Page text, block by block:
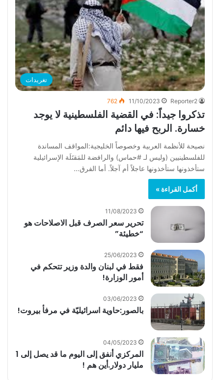
تغريدات
Reporter2
11/10/2023
762
‏تذكروا جيداً: في القضية الفلسطينية لا يوجد
خسارة. الربح فيها دائم
نصيحة للأنظمة العربية وخصوصاً الخليجية:المواقف المساندة
للفلسطينيين (وليس لـ #حماس) والرافضة للمَقتَلَة الإسرائيلية
ستأخذونها ستأخذونها عاجلاً أم آجلاً. أما الفرق…
أكمل القراءة »
11/08/2023
‏تحرير سعر الصرف قبل الاصلاحات هو
“خطيئة”
25/06/2023
فقط في لبنان والدة وزير تتحكم في
أمور الوزارة!
03/06/2023
بالصور:حاوية اسرائيليّة في مرفأ بيروت!
04/05/2023
المركزي أنفق إلى اليوم ما قد يصل إلى 1
مليار دولار.أين هم !